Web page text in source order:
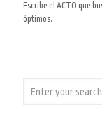
Escribe el ACTO que
óptimos.